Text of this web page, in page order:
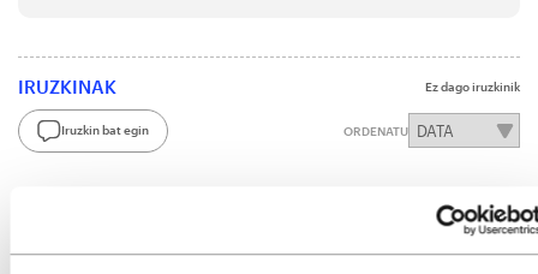
IRUZKINAK Ez dago iruzkinik
Iruzkin bat egin ORDENATU